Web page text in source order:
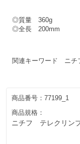
◎質量 360g
◎全長 200mm
関連キーワード ニ
商品番号： 77199_1
商品規格：
ニチフ テレクリン